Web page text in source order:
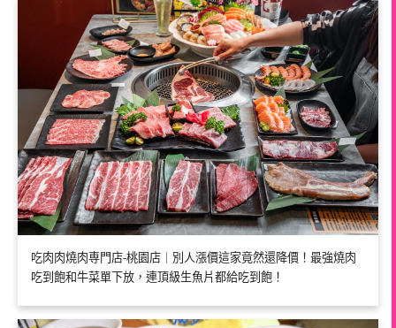
吃肉肉燒肉専門店-桃園店｜別人漲價這家竟然還降價！最強燒肉
吃到飽和牛菜單下放，連頂級生魚片都給吃到飽！